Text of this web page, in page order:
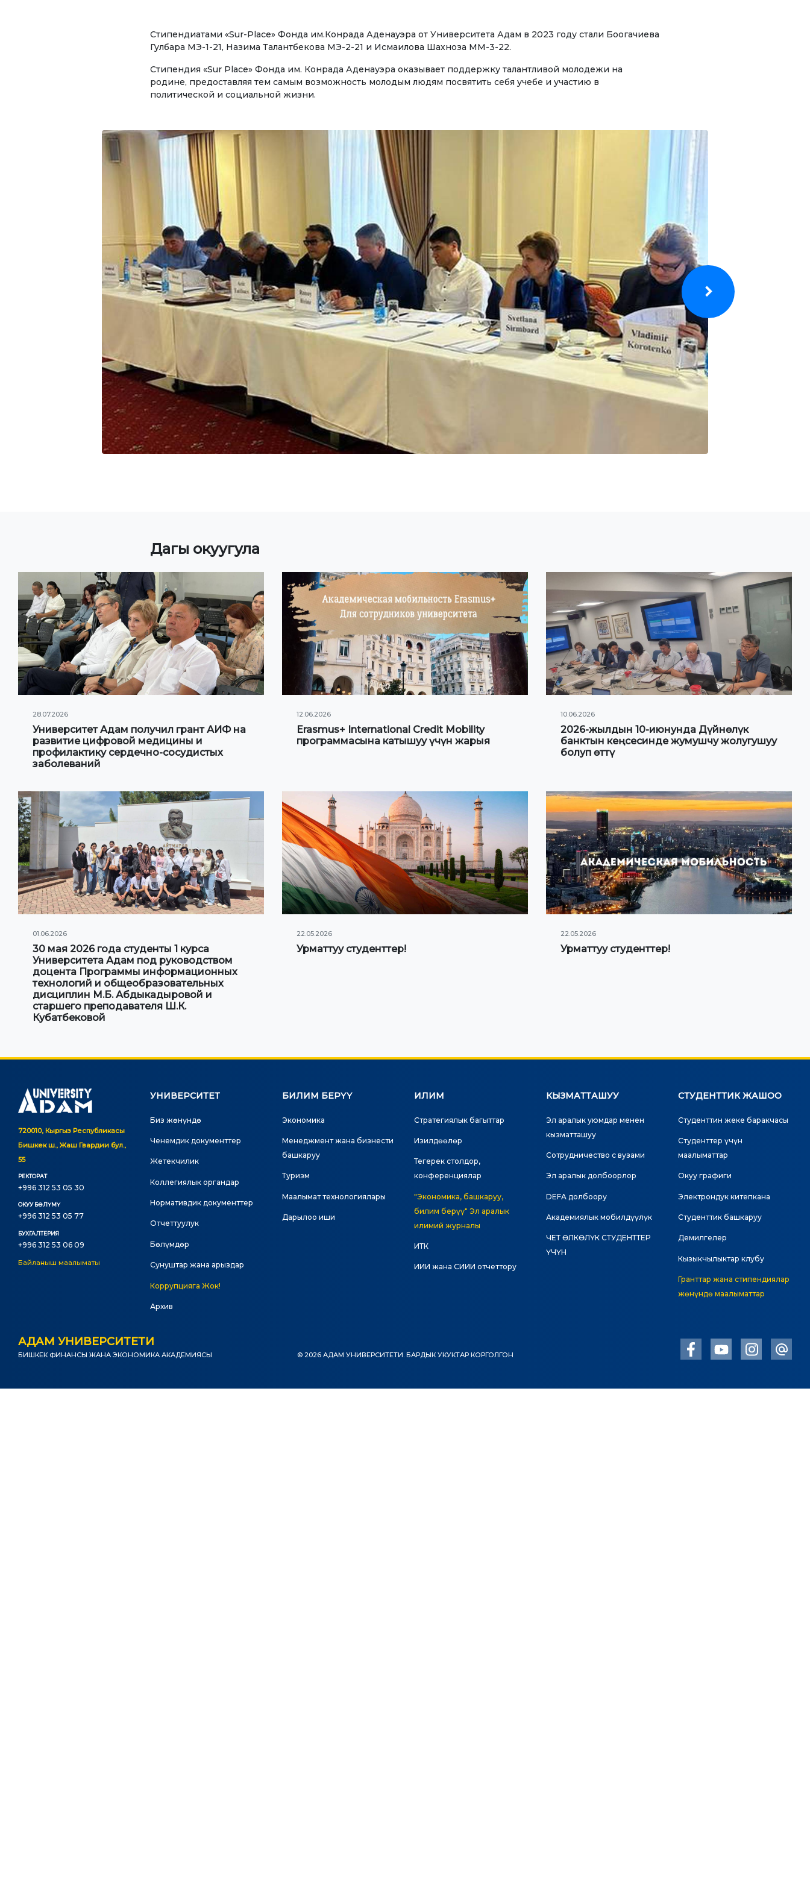
Биз жөнүндө
Ректордун кайрылуусу
Ченемдик документтер
Коллегиялык органдар
Бөлүмдөр
Нормативдик документтер
Сунуштар жана арыздар
Коррупцияга Жок!
ОКУТУУ БАГЫТЫ
Экономика
Менеджмент жана
Туризм
Маалымат технологиялары
Ачык билим берүү
ресурстары
Онлайн конференциялар
жана вебинарлар
КЫЗМАТТАШУУ
кызматташуу
Эл аралык долбоорлор
Академиялык мобилдүүлүк
Студенттердин
мобилдүүлүгү
Гранттар жана
КОНТАКТНАЯ
Стипендиатами «Sur-Place» Фонда им.Конрада Аденауэра от Университета Адам в 2023 году стали Боогачиева
Гулбара МЭ-1-21, Назима Талантбекова МЭ-2-21 и Исмаилова Шахноза ММ-3-22.
Стипендия «Sur Place» Фонда им. Конрада Аденауэра оказывает поддержку талантливой молодежи на
родине, предоставляя тем самым возможность молодым людям посвятить себя учебе и участию в
политической и социальной жизни.
Дагы окуугула
28.07.2026
Университет Адам получил грант АИФ на
развитие цифровой медицины и
профилактику сердечно-сосудистых
заболеваний
12.06.2026
Erasmus+ International Credit Mobility
программасына катышуу үчүн жарыя
10.06.2026
2026-жылдын 10-июнунда Дүйнөлүк
банктын кеңсесинде жумушчу жолугушуу
болуп өттү
01.06.2026
30 мая 2026 года студенты 1 курса
Университета Адам под руководством
доцента Программы информационных
технологий и общеобразовательных
дисциплин М.Б. Абдыкадыровой и
старшего преподавателя Ш.К.
Кубатбековой
22.05.2026
Урматтуу студенттер!
22.05.2026
Урматтуу студенттер!
720010, Кыргыз Республикасы
Бишкек ш., Жаш Гвардии бул.,
55
РЕКТОРАТ
+996 312 53 05 30
ОКУУ БӨЛҮМҮ
+996 312 53 05 77
БУХГАЛТЕРИЯ
+996 312 53 06 09
Байланыш маалыматы
УНИВЕРСИТЕТ
Биз жөнүндө
Ченемдик документтер
Жетекчилик
Коллегиялык органдар
Нормативдик документтер
Отчеттуулук
Бөлүмдөр
Сунуштар жана арыздар
Коррупцияга Жок!
Архив
БИЛИМ БЕРҮҮ
Экономика
Менеджмент жана бизнести
башкаруу
Туризм
Маалымат технологиялары
Дарылоо иши
ИЛИМ
Стратегиялык багыттар
Изилдөөлөр
Тегерек столдор,
конференциялар
"Экономика, башкаруу,
билим берүү" Эл аралык
илимий журналы
ИТК
ИИИ жана СИИИ отчеттору
КЫЗМАТТАШУУ
Эл аралык уюмдар менен
кызматташуу
Сотрудничество с вузами
Эл аралык долбоорлор
DEFA долбоору
Академиялык мобилдүүлүк
ЧЕТ ӨЛКӨЛҮК СТУДЕНТТЕР
ҮЧҮН
СТУДЕНТТИК ЖАШОО
Студенттин жеке баракчасы
Студенттер үчүн
маалыматтар
Окуу графиги
Электрондук китепкана
Студенттик башкаруу
Демилгелер
Кызыкчылыктар клубу
Гранттар жана стипендиялар
жөнүндө маалыматтар
АДАМ УНИВЕРСИТЕТИ
БИШКЕК ФИНАНСЫ ЖАНА ЭКОНОМИКА АКАДЕМИЯСЫ © 2026 АДАМ УНИВЕРСИТЕТИ. БАРДЫК УКУКТАР КОРГОЛГОН